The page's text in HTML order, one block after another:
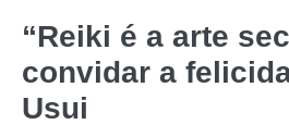
“Reiki é a arte
convidar a
Usui